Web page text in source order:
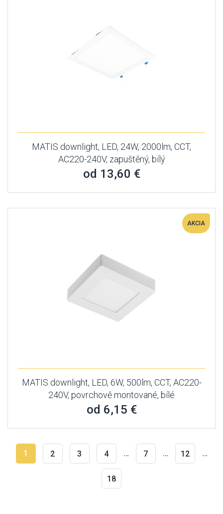
MATIS downlight, LED, 24W, 2000lm, CCT,
AC220-240V, zapuštěný, bílý
od 13,60 €
AKCIA
MATIS downlight, LED, 6W, 500lm, CCT, AC220-
240V, povrchově montované, bílé
od 6,15 €
1 2 3 4 … 7 … 12 …
18